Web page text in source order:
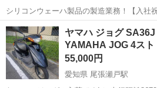
シリコンウェーハ製品の製造業務！【入社
やカップルとの応募OK◎年間休日129日＆
実♪業務はクリーンルームで快適作業◎自社
300円～の格安食堂あり！《佐...
佐賀 伊万里市
ヤマハ ジョグ
YAMAHA JOG 4スト
55,000円
愛知県 尾張瀬戸駅